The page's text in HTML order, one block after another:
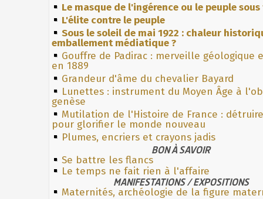
Le masque de l'ingérence ou le peuple
L'élite contre le peuple
Sous le soleil de mai 1922 : chaleur
emballement médiatique ?
Gouffre de Padirac : merveille géologique
en 1889
Grandeur d'âme du chevalier Bayard
Lunettes : instrument du Moyen Âge à
genèse
Mutilation de l'Histoire de France :
pour glorifier le monde nouveau
Plumes, encriers et crayons jadis
BON À SAVOIR
Se battre les flancs
Le temps ne fait rien à l'affaire
MANIFESTATIONS / EXPOSITIONS
Maternités, archéologie de la figure